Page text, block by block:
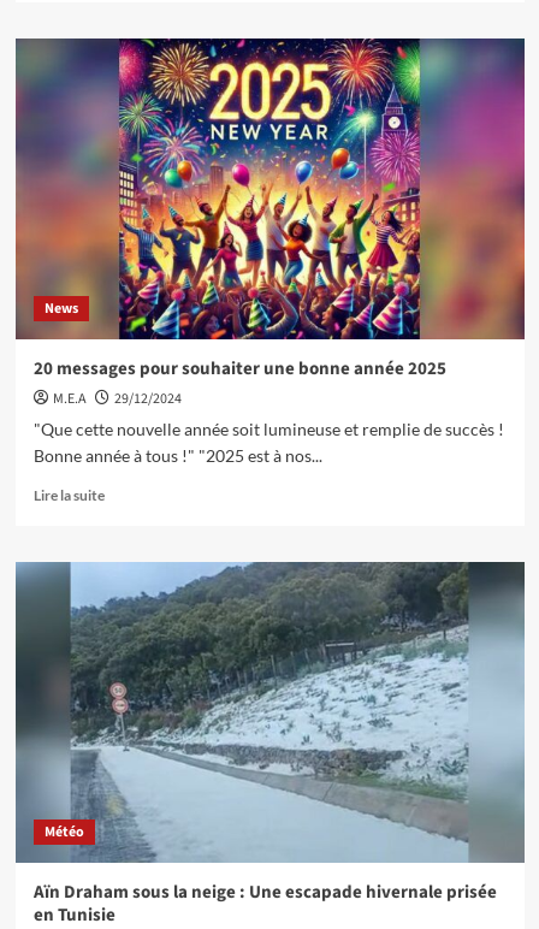
News
20 messages pour souhaiter une bonne année 2025
M.E.A
29/12/2024
"Que cette nouvelle année soit lumineuse et remplie de succès !
Bonne année à tous !" "2025 est à nos...
Lire la suite
Météo
Aïn Draham sous la neige : Une escapade hivernale prisée
en Tunisie